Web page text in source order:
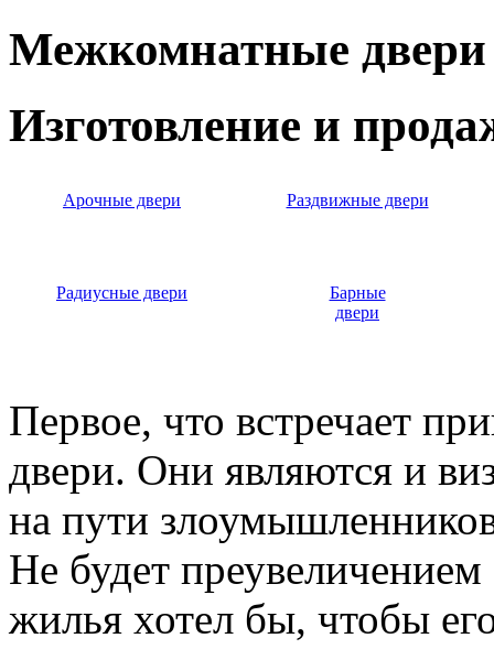
Межкомнатные двери
Изготовление и
Арочные двери Раздвижные двери
Радиусные двери
Барные
двери
Первое, что встречает
двери. Они являются и
на пути
Не будет
жилья хотел бы, чтобы